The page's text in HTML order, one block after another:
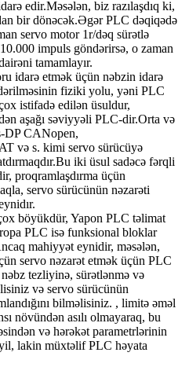
edir.Məsələn, biz razılaşdıq ki,
bir dönəcək.Əgər PLC dəqiqədə
servo motor 1r/dəq sürətlə
impuls göndərirsə, o zaman
tamamlayır.
idarə etmək üçün nəbzin idarə
fiziki yolu, yəni PLC
istifadə edilən üsuldur,
aşağı səviyyəli PLC-dir.Orta və
DP CANopen,
və s. kimi servo sürücüyə
iki üsul sadəcə fərqli
proqramlaşdırma üçün
servo sürücünün nəzarəti
böyükdür, Yapon PLC təlimat
PLC isə funksional bloklar
mahiyyət eynidir, məsələn,
servo nəzarət etmək üçün PLC
nəbz tezliyinə, sürətlənmə və
və servo sürücünün
bilməlisiniz. , limitə əməl
növündən asılı olmayaraq, bu
və hərəkət parametrlərinin
lakin müxtəlif PLC həyata